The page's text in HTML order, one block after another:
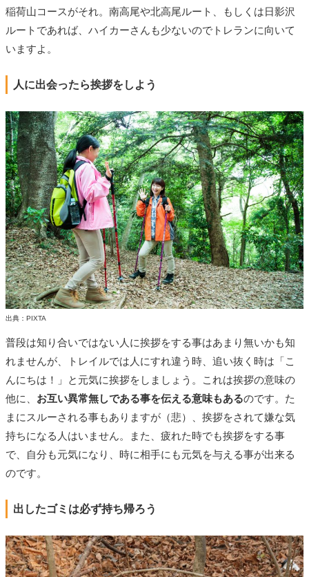
稲荷山コースがそれ。南高尾や北高尾ルート、もしくは日影沢
ルートであれば、ハイカーさんも少ないのでトレランに向いて
いますよ。
人に出会ったら挨拶をしよう
出典：PIXTA
普段は知り合いではない人に挨拶をする事はあまり無いかも知
れませんが、トレイルでは人にすれ違う時、追い抜く時は「こ
んにちは！」と元気に挨拶をしましょう。これは挨拶の意味の
他に、 お互い異常無しである事を伝える意味もあるのです。た
まにスルーされる事もありますが（悲）、挨拶をされて嫌な気
持ちになる人はいません。また、疲れた時でも挨拶をする事
で、自分も元気になり、時に相手にも元気を与える事が出来る
のです。
出したゴミは必ず持ち帰ろう